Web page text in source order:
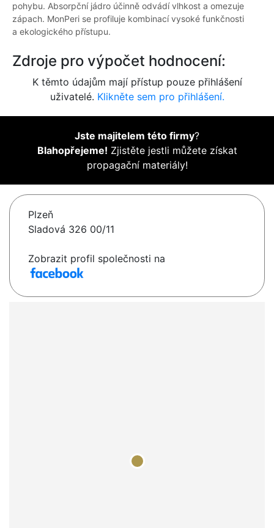
pohybu. Absorpční jádro účinně odvádí vlhkost a omezuje
zápach. MonPeri se profiluje kombinací vysoké funkčnosti
a ekologického přístupu.
Zdroje pro výpočet hodnocení:
K těmto údajům mají přístup pouze přihlášení
uživatelé. Klikněte sem pro přihlášení.
Jste majitelem této firmy?
Blahopřejeme! Zjistěte jestli můžete získat
propagační materiály!
Plzeň
Sladová 326 00/11
Zobrazit profil společnosti na